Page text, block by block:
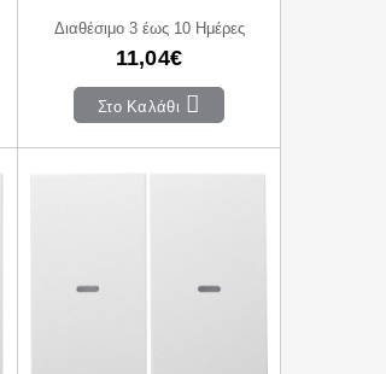
Διαθέσιμο 3 έως 10 Ημέρες
11,04€
Στο Καλάθι